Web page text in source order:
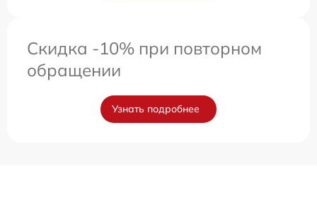
Скидка -10% при повторном
обращении
Узнать подробнее